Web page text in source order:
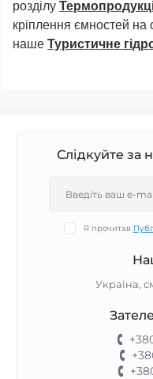
розділу
кріплення ємностей на
наше Туристичне
Слідкуйте за
Я прочитав
Україна,